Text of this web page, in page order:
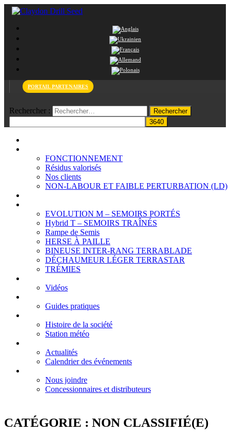
PORTAIL PARTENAIRES
Rechercher :
FONCTIONNEMENT
Résidus valorisés
Nos clients
NON-LABOUR ET FAIBLE PERTURBATION (LD)
EVOLUTION M – SEMOIRS PORTÉS
Hybrid T – SEMOIRS TRAÎNÉS
Rampe de Semis
HERSE À PAILLE
BINEUSE INTER-RANG TERRABLADE
DÉCHAUMEUR LÉGER TERRASTAR
TRÉMIES
Vidéos
Guides pratiques
Histoire de la société
Station météo
Actualités
Calendrier des événements
Nous joindre
Concessionnaires et distributeurs
CATÉGORIE : NON CLASSIFIÉ(E)